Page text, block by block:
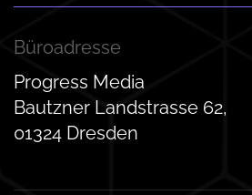
Büroadresse
Progress Media
Bautzner Landstrasse 62,
01324 Dresden